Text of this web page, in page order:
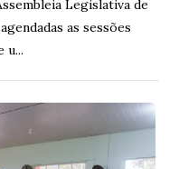
Legislativa de
as sessões
u...